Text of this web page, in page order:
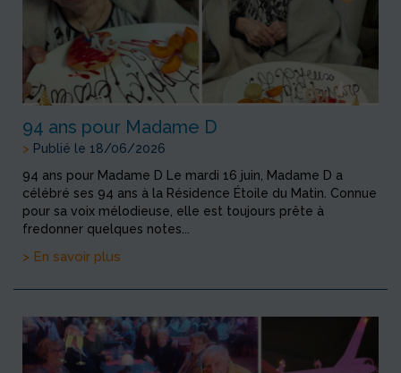
94 ans pour Madame D
> Publié le 18/06/2026
94 ans pour Madame D Le mardi 16 juin, Madame D a
célébré ses 94 ans à la Résidence Étoile du Matin. Connue
pour sa voix mélodieuse, elle est toujours prête à
fredonner quelques notes...
> En savoir plus